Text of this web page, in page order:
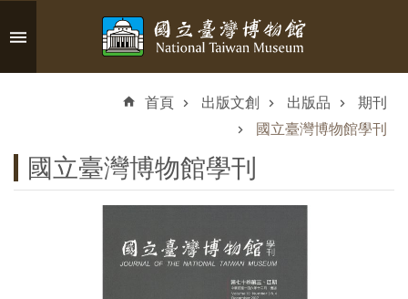
跳到主要內容區塊
首頁 出版文創 出版品
期刊
國立臺灣博物館學刊
國立臺灣博物館學刊